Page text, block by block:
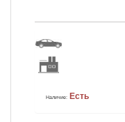
Наличие: Есть